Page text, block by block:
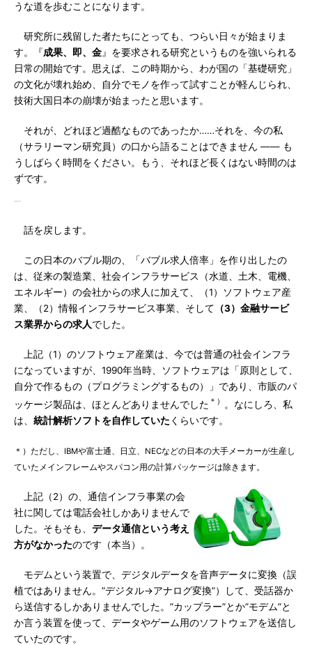
うな道を歩むことになります。
研究所に残留した者たちにとっても、つらい日々が始まりま
す。『成果、即、金』を要求される研究というものを強いられる
日常の開始です。思えば、この時期から、わが国の「基礎研究」
の文化が壊れ始め、自分でモノを作って試すことが軽んじられ、
技術大国日本の崩壊が始まったと思います。
それが、どれほど過酷なものであったか……それを、今の私
（サラリーマン研究員）の口から語ることはできません ―― も
うしばらく時間をください。もう、それほど長くはない時間のは
ずです。
話を戻します。
この日本のバブル期の、「バブル求人倍率」を作り出したの
は、従来の製造業、社会インフラサービス（水道、土木、電機、
エネルギー）の会社からの求人に加えて、（1）ソフトウェア産
業、（2）情報インフラサービス事業、そして （3）金融サービ
ス業界からの求人でした。
上記（1）のソフトウェア産業は、今では普通の社会インフラ
になっていますが、1990年当時、ソフトウェアは「原則として、
自分で作るもの（プログラミングするもの）」であり、市販のパ
ッケージ製品は、ほとんどありませんでした ＊）
。なにしろ、私
は、 統計解析ソフトを自作していた くらいです。
＊）ただし、IBMや富士通、日立、NECなどの日本の大手メーカーが生産し
ていたメインフレームやスパコン用の計算パッケージは除きます。
上記（2）の、通信インフラ事業の会
社に関しては電話会社しかありませんで
した。そもそも、 データ通信という考え
方がなかったのです（本当）。
モデムという装置で、デジタルデータを音声データに変換（誤
植ではありません。”デジタル→アナログ変換”）して、受話器か
ら送信するしかありませんでした。”カップラー”とか”モデム”と
か言う装置を使って、データやゲーム用のソフトウェアを送信し
ていたのです。